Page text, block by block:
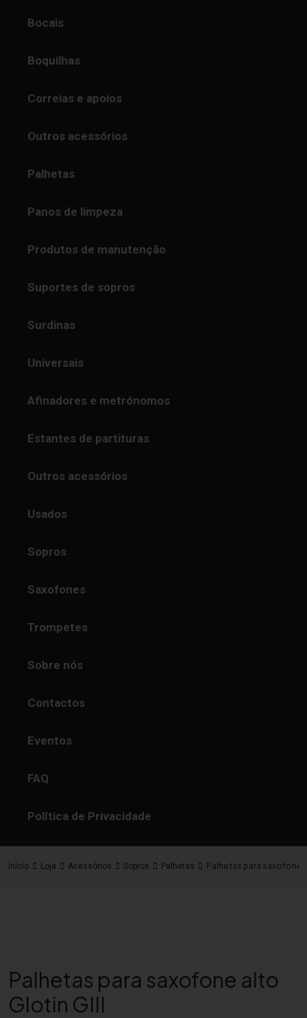
Bocais
Boquilhas
Correias e apoios
Outros acessórios
Palhetas
Panos de limpeza
Produtos de manutenção
Suportes de sopros
Surdinas
Universais
Afinadores e metrónomos
Estantes de partituras
Outros acessórios
Usados
Sopros
Saxofones
Trompetes
Sobre nós
Contactos
Eventos
FAQ
Política de Privacidade
Início Loja Acessórios Sopros Palhetas Palhetas para saxofone
Palhetas para saxofone alto
Glotin GIII